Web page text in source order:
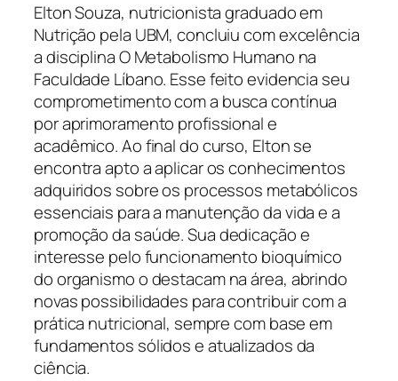
Elton Souza, nutricionista graduado em
Nutrição pela UBM, concluiu com excelência
a disciplina O Metabolismo Humano na
Faculdade Líbano. Esse feito evidencia seu
comprometimento com a busca contínua
por aprimoramento profissional e
acadêmico. Ao final do curso, Elton se
encontra apto a aplicar os conhecimentos
adquiridos sobre os processos metabólicos
essenciais para a manutenção da vida e a
promoção da saúde. Sua dedicação e
interesse pelo funcionamento bioquímico
do organismo o destacam na área, abrindo
novas possibilidades para contribuir com a
prática nutricional, sempre com base em
fundamentos sólidos e atualizados da
ciência.